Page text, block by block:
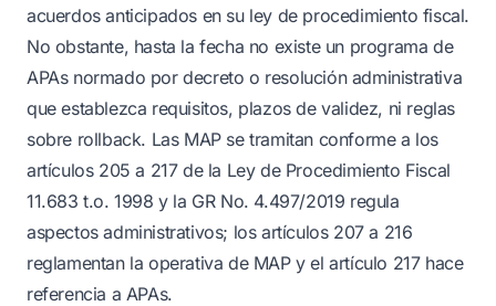
acuerdos anticipados en su ley de procedimiento fiscal.
No obstante, hasta la fecha no existe un programa de
APAs normado por decreto o resolución administrativa
que establezca requisitos, plazos de validez, ni reglas
sobre rollback. Las MAP se tramitan conforme a los
artículos 205 a 217 de la Ley de Procedimiento Fiscal
11.683 t.o. 1998 y la GR No. 4.497/2019 regula
aspectos administrativos; los artículos 207 a 216
reglamentan la operativa de MAP y el artículo 217 hace
referencia a APAs.